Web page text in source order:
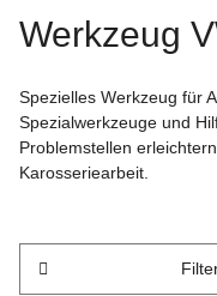
Werkzeug
Spezielles Werkzeug für
Spezialwerkzeuge und
Problemstellen
Karosseriearbeit.